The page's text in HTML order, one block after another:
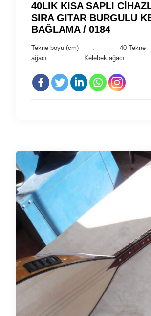
40LIK KISA SAPLI
SIRA GITAR BURGULU
BAĞLAMA / 0184
Tekne boyu (cm) : 40 Tekne
ağacı : Kelebek ağacı …